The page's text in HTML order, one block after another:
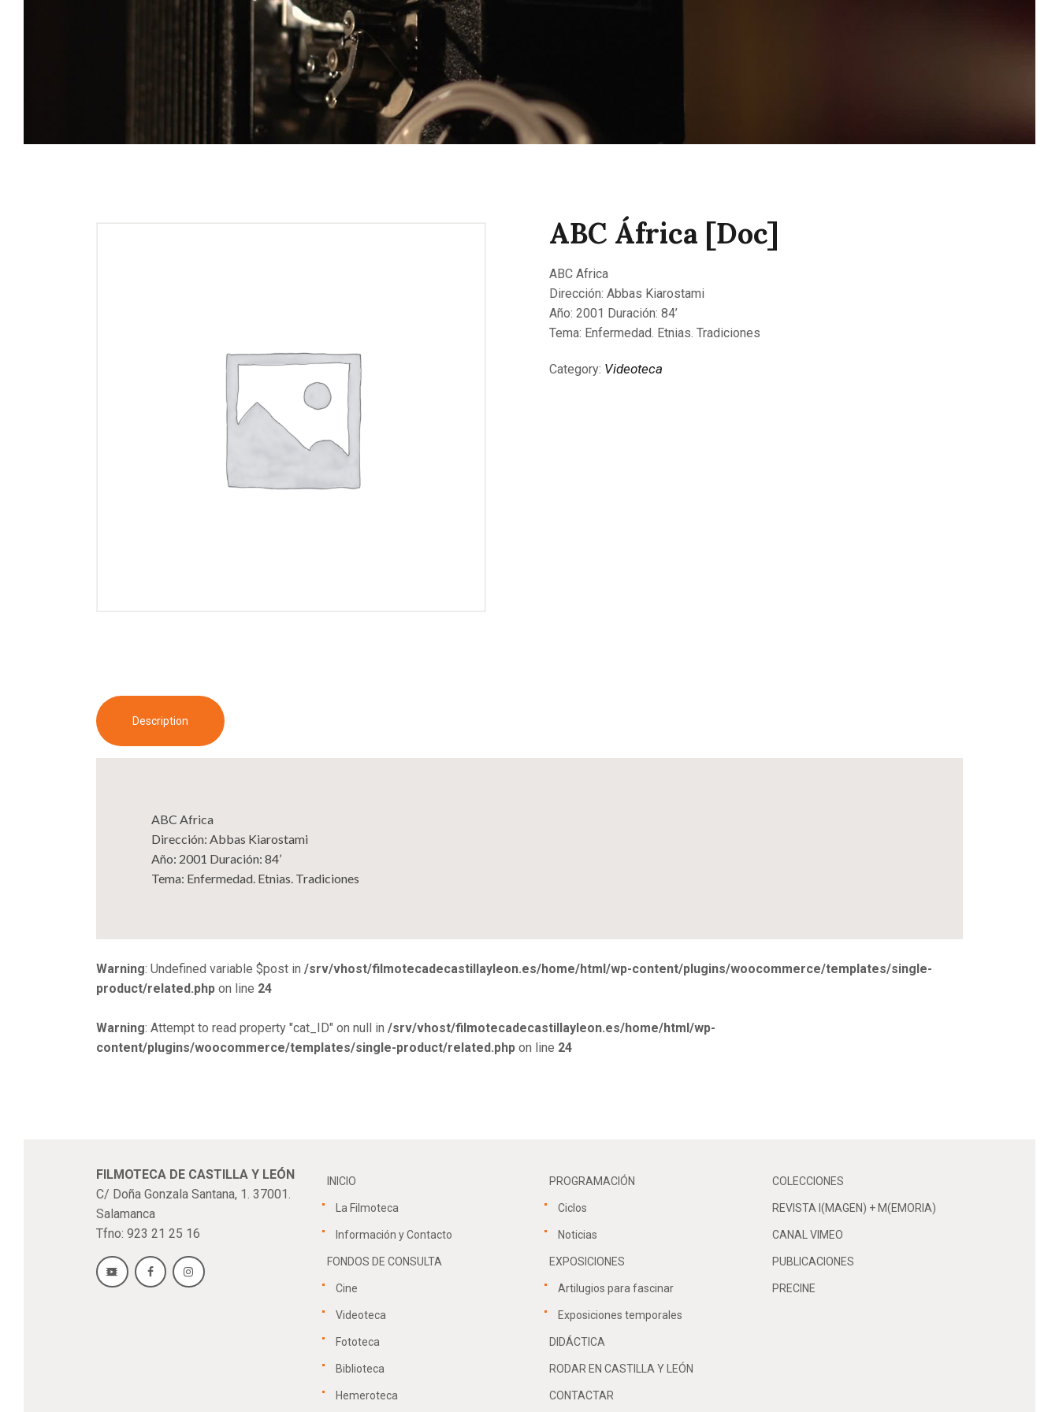
CONTACTAR
ABC África [Doc]
ABC Africa
Dirección: Abbas Kiarostami
Año: 2001 Duración: 84’
Tema: Enfermedad. Etnias. Tradiciones
Category: Videoteca
Description
ABC Africa
Dirección: Abbas Kiarostami
Año: 2001 Duración: 84’
Tema: Enfermedad. Etnias. Tradiciones
Warning: Undefined variable $post in /srv/vhost/filmotecadecastillayleon.es/home/html/wp-content/plugins/woocommerce/templates/single-
product/related.php on line 24
Warning: Attempt to read property "cat_ID" on null in /srv/vhost/filmotecadecastillayleon.es/home/html/wp-
content/plugins/woocommerce/templates/single-product/related.php on line 24
FILMOTECA DE CASTILLA Y LEÓN
C/ Doña Gonzala Santana, 1. 37001.
Salamanca
Tfno: 923 21 25 16
INICIO
La Filmoteca
Información y Contacto
FONDOS DE CONSULTA
Cine
Videoteca
Fototeca
Biblioteca
Hemeroteca
PROGRAMACIÓN
Ciclos
Noticias
EXPOSICIONES
Artilugios para fascinar
Exposiciones temporales
DIDÁCTICA
RODAR EN CASTILLA Y LEÓN
CONTACTAR
COLECCIONES
REVISTA I(MAGEN) + M(EMORIA)
CANAL VIMEO
PUBLICACIONES
PRECINE